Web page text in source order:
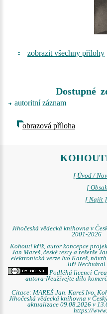
zobrazit všechny přílohy
Dostupné
autoritní záznam
obrazová příloha
[ Úvod /
[
[ Najít ]
Jihočeská vědecká knihovna v
2001-2026
Kohoutí kříž, autor koncepce
Jan Mareš, české texty a rešerše
elektronická verze Ivo Kareš,
Jiří Nechvátal.
Podléhá licenci
autora-Neužívejte dílo
Citace: MAREŠ Jan. Kareš Ivo.
Jihočeská vědecká knihovna v
aktualizace 09.08.2026 v
https://